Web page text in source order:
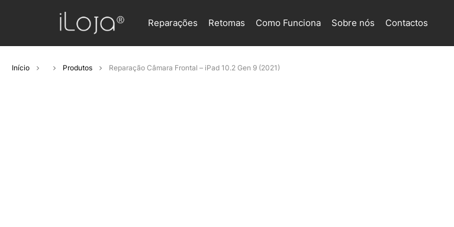
Reparações Retomas Como Funciona Sobre nós Contactos
Início Produtos Reparação Câmara Frontal – iPad 10.2 Gen 9 (2021)